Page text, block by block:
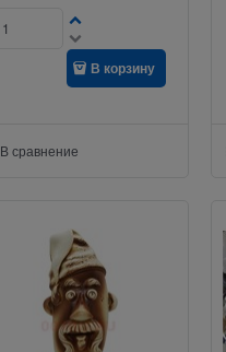
В корзину
В сравнение